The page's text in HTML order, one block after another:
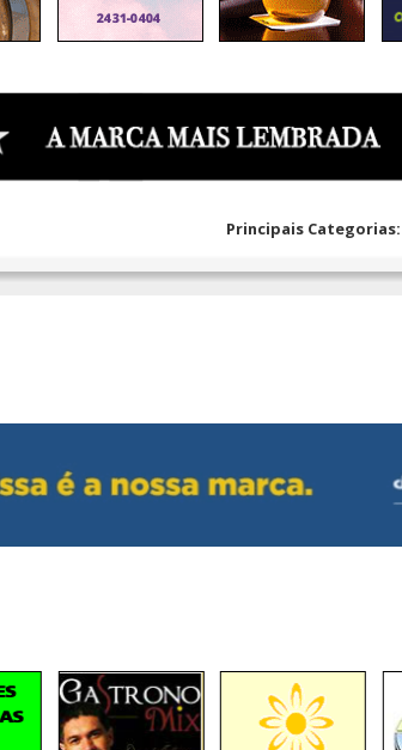
Principais Categorias: